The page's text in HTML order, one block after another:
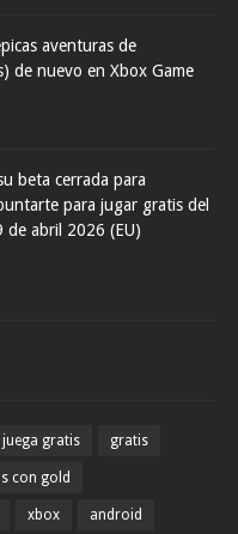
aventuras de
de nuevo en Xbox Game
beta cerrada para
para jugar gratis del
de abril 2026 (EU)
juega gratis gratis
con gold
xbox android